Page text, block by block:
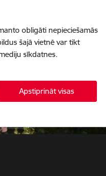
obligāti nepieciešamās
šajā vietnē var tikt
sīkdatnes.
Apstiprināt visas